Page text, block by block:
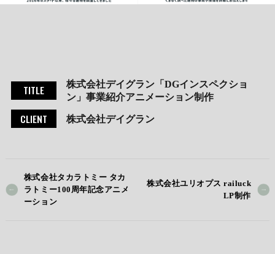
TITLE
株式会社デイグラン「DGインスペクショ
ン」事業紹介アニメーション制作
CLIENT 株式会社デイグラン
株式会社タカラトミー タカ
ラトミー100周年記念アニメ
ーション
株式会社ユリオプス railuck
LP制作